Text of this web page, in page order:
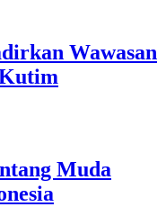
Wawasan
Muda